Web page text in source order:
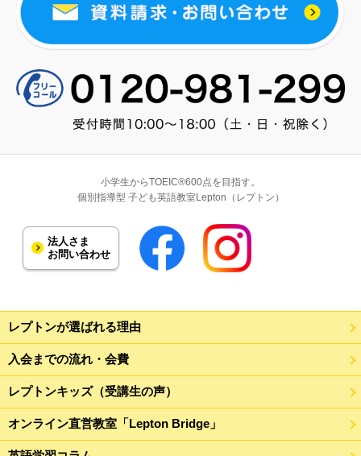
小学生からTOEIC®600点を目指す。
個別指導型 子ども英語教室Lepton（レプトン）
法人さま
お問い合わせ
レプトンが選ばれる理由
入会までの流れ・会費
レプトンキッズ（受講生の声）
オンライン直営教室「Lepton Bridge」